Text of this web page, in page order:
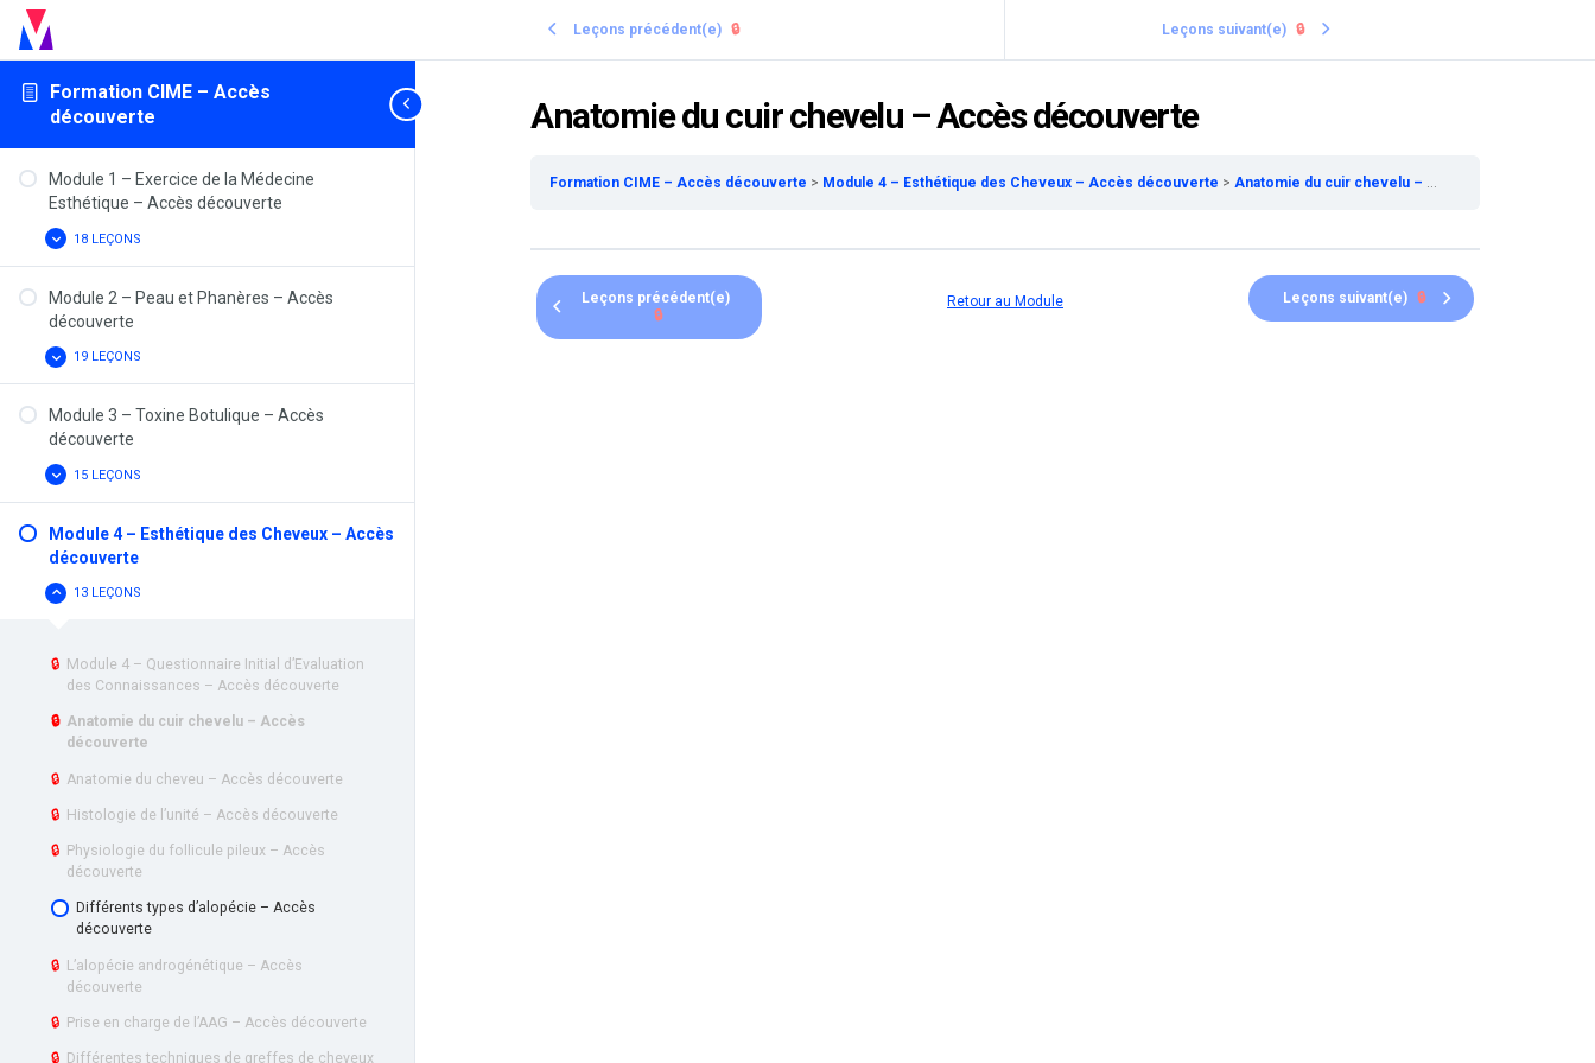
Formation CIME – Accès
découverte
Module 1 – Exercice de la Médecine
Esthétique – Accès découverte
AFFICHER
MODULE
EXERCICE
DE
LA
ESTHÉTIQUE
–
ACCÈS
18 LEÇONS
Module 2 – Peau et Phanères – Accès
découverte
AFFICHER
MODULE
PEAU
ET
PHANÈRES
ACCÈS
DÉCOUVERTE
19 LEÇONS
Module 3 – Toxine Botulique – Accès
découverte
AFFICHER
MODULE
TOXINE
BOTULIQUE
–
DÉCOUVERTE
15 LEÇONS
Module 4 – Esthétique des Cheveux – Accès
découverte
CACHER
MODULE
DES
CHEVEUX
DÉCOUVERTE
13 LEÇONS
🔒 Module 4 – Questionnaire Initial d’Evaluation
des Connaissances – Accès découverte
🔒 Anatomie du cuir chevelu – Accès
découverte
🔒 Anatomie du cheveu – Accès découverte
🔒 Histologie de l’unité – Accès découverte
🔒 Physiologie du follicule pileux – Accès
découverte
Différents types d’alopécie – Accès
découverte
🔒 L’alopécie androgénétique – Accès
découverte
🔒 Prise en charge de l’AAG – Accès découverte
🔒 Différentes techniques de greffes de cheveux
Leçons précédent(e) 🔒 Leçons suivant(e) 🔒
Anatomie du cuir chevelu – Accès découverte
Formation CIME – Accès découverte Module 4 – Esthétique des Cheveux – Accès découverte Anatomie du cuir chevelu – Accès découverte
Leçons précédent(e)
🔒
Retour au Module Leçons suivant(e) 🔒